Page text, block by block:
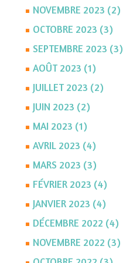
NOVEMBRE 2023 (2)
OCTOBRE 2023 (3)
SEPTEMBRE 2023 (3)
AOÛT 2023 (1)
JUILLET 2023 (2)
JUIN 2023 (2)
MAI 2023 (1)
AVRIL 2023 (4)
MARS 2023 (3)
FÉVRIER 2023 (4)
JANVIER 2023 (4)
DÉCEMBRE 2022 (4)
NOVEMBRE 2022 (3)